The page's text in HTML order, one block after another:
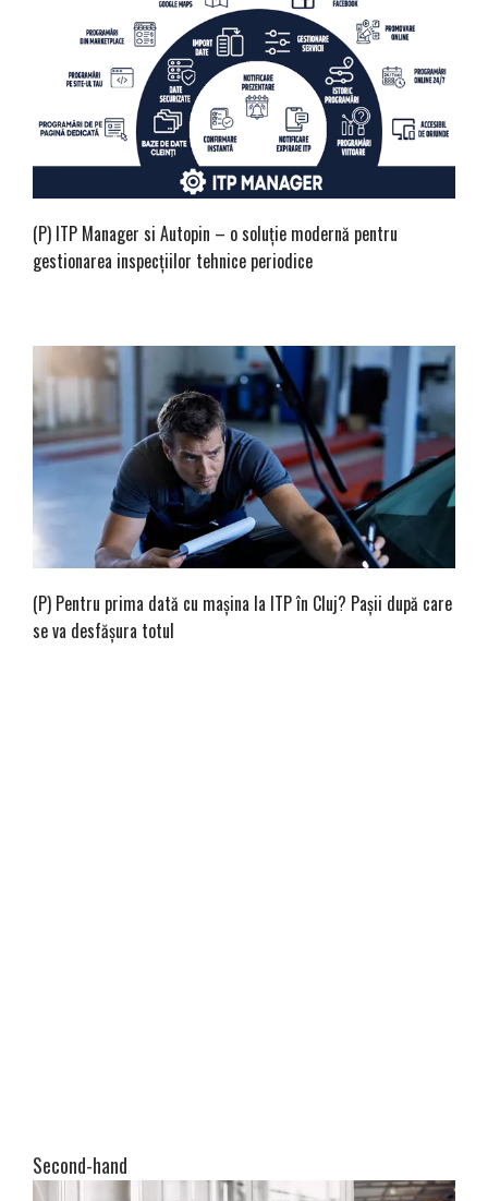
(P) ITP Manager si Autopin – o soluție modernă pentru
gestionarea inspecțiilor tehnice periodice
(P) Pentru prima dată cu mașina la ITP în Cluj? Pașii după care
se va desfășura totul
Second-hand